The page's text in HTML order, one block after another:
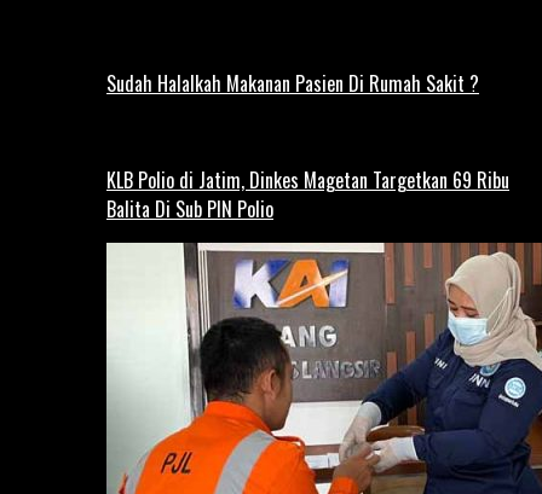
Sudah Halalkah Makanan Pasien Di Rumah Sakit ?
KLB Polio di Jatim, Dinkes Magetan Targetkan 69 Ribu
Balita Di Sub PIN Polio